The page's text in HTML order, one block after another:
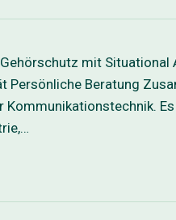
mit Situational
Persönliche Beratung